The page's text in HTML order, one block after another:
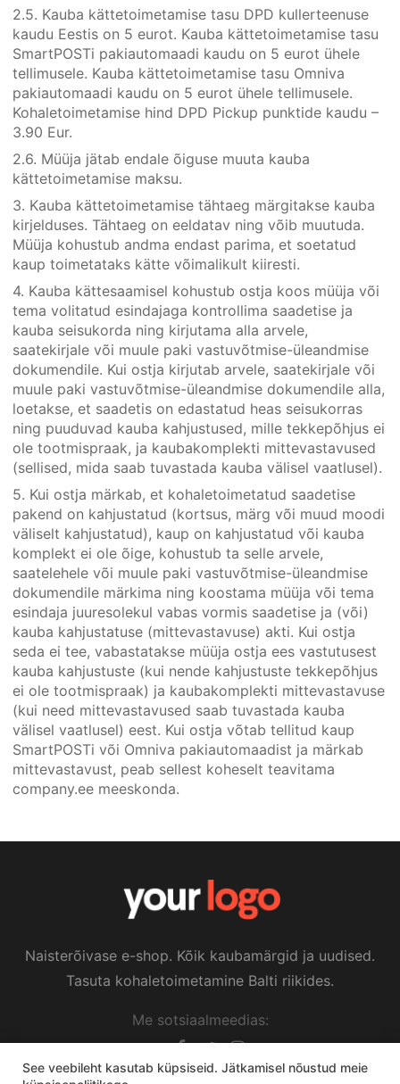
2.5. Kauba kättetoimetamise tasu DPD kullerteenuse
kaudu Eestis on 5 eurot. Kauba kättetoimetamise tasu
SmartPOSTi pakiautomaadi kaudu on 5 eurot ühele
tellimusele. Kauba kättetoimetamise tasu Omniva
pakiautomaadi kaudu on 5 eurot ühele tellimusele.
Kohaletoimetamise hind DPD Pickup punktide kaudu –
3.90 Eur.
2.6. Müüja jätab endale õiguse muuta kauba
kättetoimetamise maksu.
3. Kauba kättetoimetamise tähtaeg märgitakse kauba
kirjelduses. Tähtaeg on eeldatav ning võib muutuda.
Müüja kohustub andma endast parima, et soetatud
kaup toimetataks kätte võimalikult kiiresti.
4. Kauba kättesaamisel kohustub ostja koos müüja või
tema volitatud esindajaga kontrollima saadetise ja
kauba seisukorda ning kirjutama alla arvele,
saatekirjale või muule paki vastuvõtmise-üleandmise
dokumendile. Kui ostja kirjutab arvele, saatekirjale või
muule paki vastuvõtmise-üleandmise dokumendile alla,
loetakse, et saadetis on edastatud heas seisukorras
ning puuduvad kauba kahjustused, mille tekkepõhjus ei
ole tootmispraak, ja kaubakomplekti mittevastavused
(sellised, mida saab tuvastada kauba välisel vaatlusel).
5. Kui ostja märkab, et kohaletoimetatud saadetise
pakend on kahjustatud (kortsus, märg või muud moodi
väliselt kahjustatud), kaup on kahjustatud või kauba
komplekt ei ole õige, kohustub ta selle arvele,
saatelehele või muule paki vastuvõtmise-üleandmise
dokumendile märkima ning koostama müüja või tema
esindaja juuresolekul vabas vormis saadetise ja (või)
kauba kahjustatuse (mittevastavuse) akti. Kui ostja
seda ei tee, vabastatakse müüja ostja ees vastutusest
kauba kahjustuste (kui nende kahjustuste tekkepõhjus
ei ole tootmispraak) ja kaubakomplekti mittevastavuse
(kui need mittevastavused saab tuvastada kauba
välisel vaatlusel) eest. Kui ostja võtab tellitud kaup
SmartPOSTi või Omniva pakiautomaadist ja märkab
mittevastavust, peab sellest koheselt teavitama
company.ee meeskonda.
Naisterõivase e-shop. Kõik kaubamärgid ja uudised.
Tasuta kohaletoimetamine Balti riikides.
Me sotsiaalmeedias:
See veebileht kasutab küpsiseid. Jätkamisel nõustud meie